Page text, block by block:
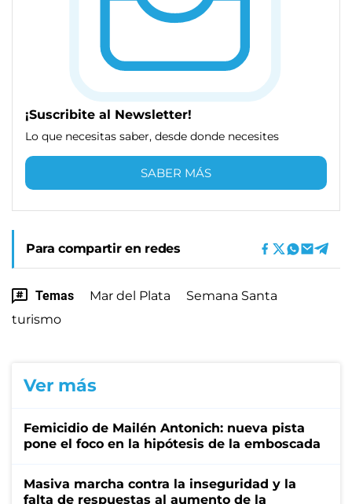
¡Suscribite al Newsletter!
Lo que necesitas saber, desde donde necesites
SABER MÁS
Para compartir en redes
Temas Mar del Plata
Semana Santa
turismo
Ver más
Femicidio de Mailén Antonich: nueva pista
pone el foco en la hipótesis de la emboscada
Masiva marcha contra la inseguridad y la
falta de respuestas al aumento de la